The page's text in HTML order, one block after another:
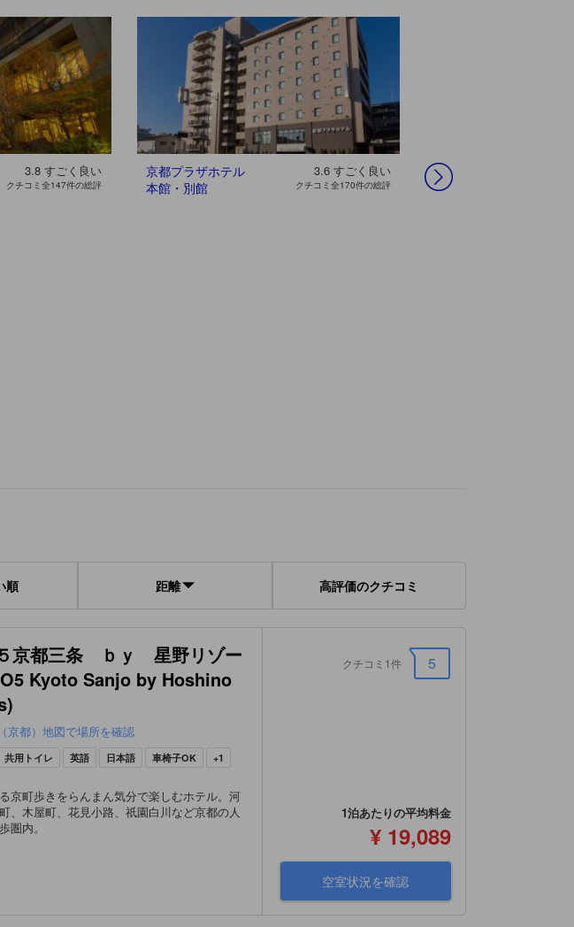
3.8 すごく良い
クチコミ全147件の総評
京都プラザホテル
本館・別館
3.6 すごく良い
クチコミ全170件の総評
ベッセルホテルカ
ンパーナ京都五条
アルモントホテル
京都
ホテルエルシエン
ト京都八条口
ホテル エミオ
ン 京都
リノホテル京都
ソラリア西鉄ホテ
ル京都プレミア 三
ＯＭＯ５京都三
条 ｂｙ 星野リ
都シティ 近鉄京
都駅
順 距離 高評価のクチコミ
京都三条 ｂｙ 星野リゾー
Kyoto Sanjo by Hoshino
京都）地図で場所を確認
共用トイレ 英語 日本語 車椅子OK +1
京町歩きをらんまん気分で楽しむホテル。河
、木屋町、花見小路、祇園白川など京都の人
圏内。
5
クチコミ1件
1泊あたりの平均料金
¥ 19,089
空室状況を確認